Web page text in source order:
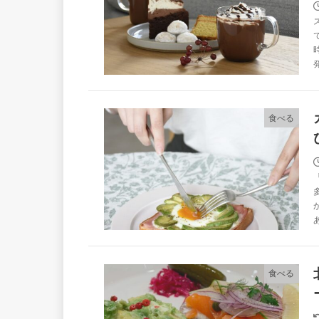
食べる
食べる